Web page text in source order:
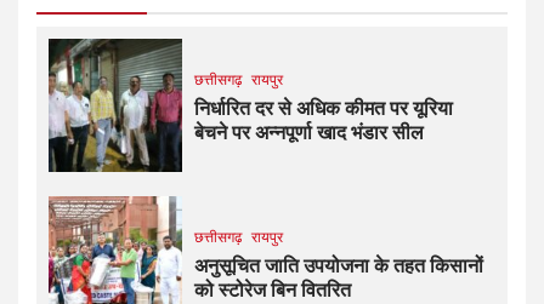
छत्तीसगढ़ रायपुर
निर्धारित दर से अधिक कीमत पर यूरिया
बेचने पर अन्नपूर्णा खाद भंडार सील
छत्तीसगढ़ रायपुर
अनुसूचित जाति उपयोजना के तहत किसानों
को स्टोरेज बिन वितरित